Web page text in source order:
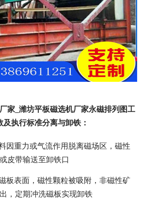
家_潍坊平板磁选机厂家永磁排列图工
执行标准分离与卸铁：
因重力或气流作用脱离磁场区，磁性
皮带输送至卸铁口
板表面，磁性颗粒被吸附，非磁性矿
，定期冲洗磁板实现卸铁